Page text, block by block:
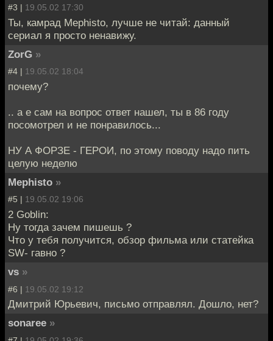
#3 | 19.05.02 17:30
Ты, камрад Mephisto, лучше не читай: данный
сериал я просто ненавижу.
ZorG »
#4 | 19.05.02 18:04
почему?
.. а е сам на вопрос ответ нашел, ты в 86 году
посомотрел и не понравилось...
НУ А ФОРЗЕ - ГЕРОИ, по этому поводу надо пить
целую неделю
Mephisto »
#5 | 19.05.02 19:06
2 Goblin:
Ну тогда зачем пишешь ?
Что у тебя получится, обзор фильма или статейка
SW- гавно ?
vs »
#6 | 19.05.02 19:12
Дмитрий Юрьевич, письмо отправлял. Дошло, нет?
sonaree »